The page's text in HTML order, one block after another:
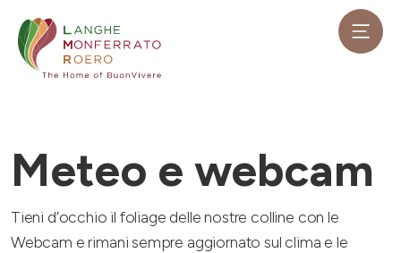
Meteo e webcam
Tieni d’occhio il foliage delle nostre colline con le
Webcam e rimani sempre aggiornato sul clima e le